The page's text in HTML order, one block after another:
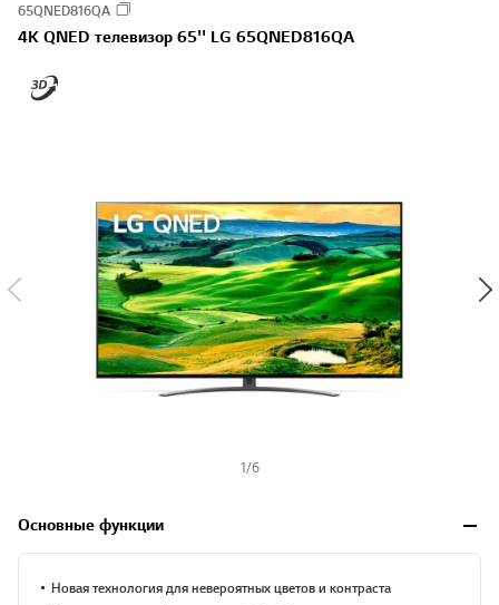
65QNED816QA
4K QNED телевизор 65'' LG 65QNED816QA
1/6
Основные функции
Новая технология для невероятных цветов и контраста